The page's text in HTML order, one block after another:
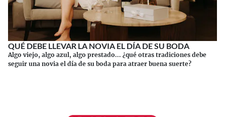
QUÉ DEBE LLEVAR LA NOVIA EL DÍA DE SU BODA
Algo viejo, algo azul, algo prestado... ¿qué otras tradiciones debe
seguir una novia el día de su boda para atraer buena suerte?